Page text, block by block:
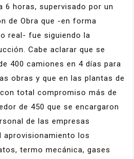
6 horas, supervisado por un
de Obra que -en forma
real- fue siguiendo la
Cabe aclarar que se
400 camiones en 4 días para
obras y que en las plantas de
total compromiso más de
de 450 que se encargaron
de las empresas
aprovisionamiento los
termo mecánica, gases